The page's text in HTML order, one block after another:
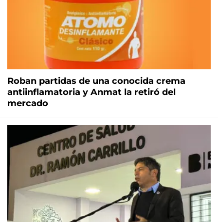
Roban partidas de una conocida crema
antiinflamatoria y Anmat la retiró del
mercado